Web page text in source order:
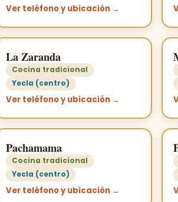
Ver teléfono y ubicación →
La Zaranda
Cocina tradicional
Yecla (centro)
Ver teléfono y ubicación →
Pachamama
Cocina tradicional
Yecla (centro)
Ver teléfono y ubicación →